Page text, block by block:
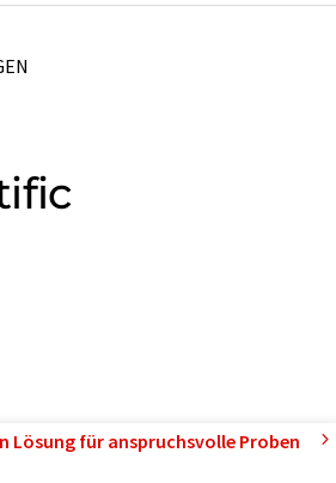
Lösung für anspruchsvolle Proben